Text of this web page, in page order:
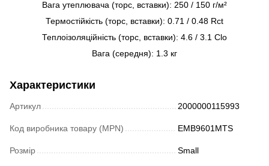
Вага утеплювача (торс, вставки): 250 / 150 г/м²
Термостійкість (торс, вставки): 0.71 / 0.48 Rct
Теплоізоляційність (торс, вставки): 4.6 / 3.1 Clo
Вага (середня): 1.3 кг
Характеристики
Артикул 2000000115993
Код виробника товару (MPN) EMB9601MTS
Розмір Small